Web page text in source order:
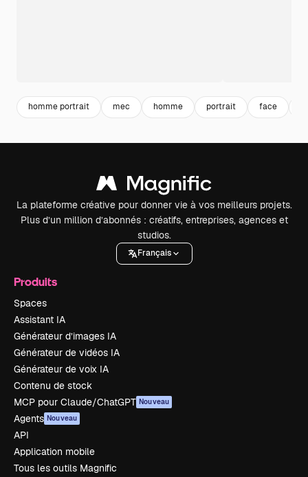
homme portrait mec homme portrait face
La plateforme créative pour donner vie à vos meilleurs projets.
Plus d’un million d’abonnés : créatifs, entreprises, agences et
studios.
Français
Produits
Spaces
Assistant IA
Générateur d’images IA
Générateur de vidéos IA
Générateur de voix IA
Contenu de stock
MCP pour Claude/ChatGPT Nouveau
Agents Nouveau
API
Application mobile
Tous les outils Magnific